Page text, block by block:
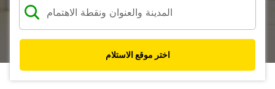
اختر موقع الاستلام